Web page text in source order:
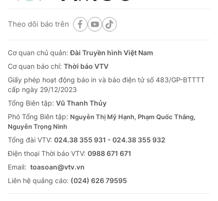
Theo dõi báo trên
Cơ quan chủ quản:Đài Truyền hình Việt Nam
Cơ quan báo chí: Thời báo VTV
Giấy phép hoạt động báo in và báo điện tử số 483/GP-BTTTT
cấp ngày 29/12/2023
Tổng Biên tập: Vũ Thanh Thủy
Phó Tổng Biên tập: Nguyễn Thị Mỹ Hạnh, Phạm Quốc Thắng,
Nguyễn Trọng Ninh
Tổng đài VTV: 024.38 355 931 - 024.38 355 932
Ðiện thoại Thời báo VTV: 0988 671 671
Email: toasoan@vtv.vn
Liên hệ quảng cáo: (024) 626 79595